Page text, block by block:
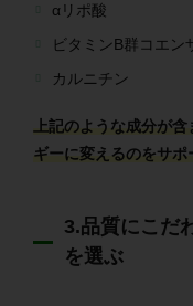
αリポ酸
ビタミンB群コエン
カルニチン
上記のような成分が
ギーに変えるのをサポ
3.品質にこだ
を選ぶ